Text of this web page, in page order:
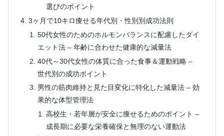
選びのポイント
3ヶ月で10キロ痩せる年代別・性別別成功法則
50代女性のためのホルモンバランスに配慮したダイ
エット法 – 年齢に合わせた健康的な減量法
40代～30代女性の体質に合った食事＆運動戦略 –
世代別の成功ポイント
男性の筋肉維持と見た目変化に特化した減量法 – 効
果的な体型管理法
高校生・若年層が安全に痩せるためのポイント –
成長期に必要な栄養確保と無理のない運動法